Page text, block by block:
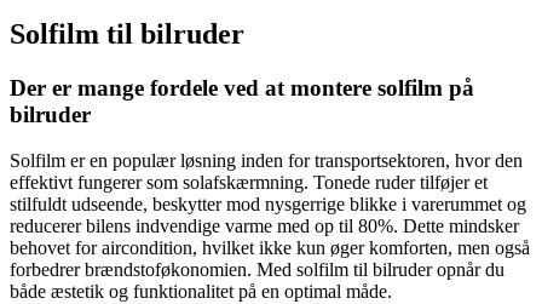
Solfilm til bilruder
Der er mange fordele ved at montere solfilm på
bilruder
Solfilm er en populær løsning inden for transportsektoren, hvor den
effektivt fungerer som solafskærmning. Tonede ruder tilføjer et
stilfuldt udseende, beskytter mod nysgerrige blikke i varerummet og
reducerer bilens indvendige varme med op til 80%. Dette mindsker
behovet for aircondition, hvilket ikke kun øger komforten, men også
forbedrer brændstoføkonomien. Med solfilm til bilruder opnår du
både æstetik og funktionalitet på en optimal måde.